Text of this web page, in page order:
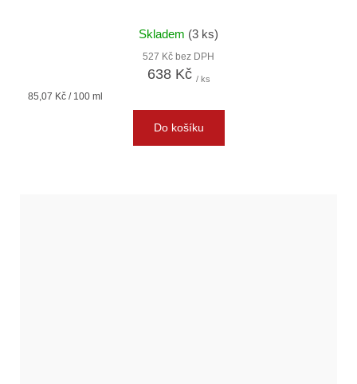
Skladem (3 ks)
527 Kč bez DPH
638 Kč / ks
Měrná
85,07 Kč / 100 ml
Do košíku